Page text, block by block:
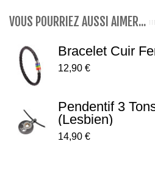
VOUS POURRIEZ AUSSI AIMER...
Bracelet Cuir
12,90 €
Pendentif 3
(lesbien)
14,90 €